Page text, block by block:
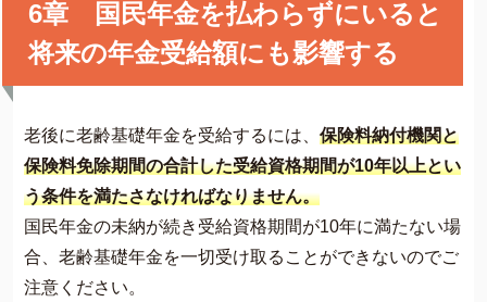
6章 国民年金を払わらずにいると
将来の年金受給額にも影響する
老後に老齢基礎年金を受給するには、 保険料納付機関と
保険料免除期間の合計した受給資格期間が10年以上とい
う条件を満たさなければなりません。
国民年金の未納が続き受給資格期間が10年に満たない場
合、老齢基礎年金を一切受け取ることができないのでご
注意ください。